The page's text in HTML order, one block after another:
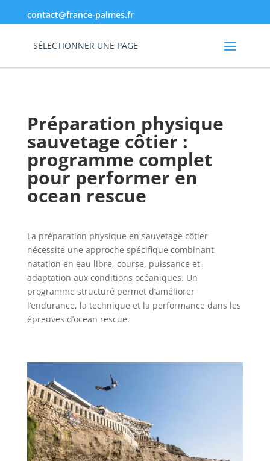
contact@france-palmes.fr
SÉLECTIONNER UNE PAGE
Préparation physique
sauvetage côtier :
programme complet
pour performer en
ocean rescue
La préparation physique en sauvetage côtier
nécessite une approche spécifique combinant
natation en eau libre, course, puissance et
adaptation aux conditions océaniques. Un
programme structuré permet d’améliorer
l’endurance, la technique et la performance dans les
épreuves d’ocean rescue.